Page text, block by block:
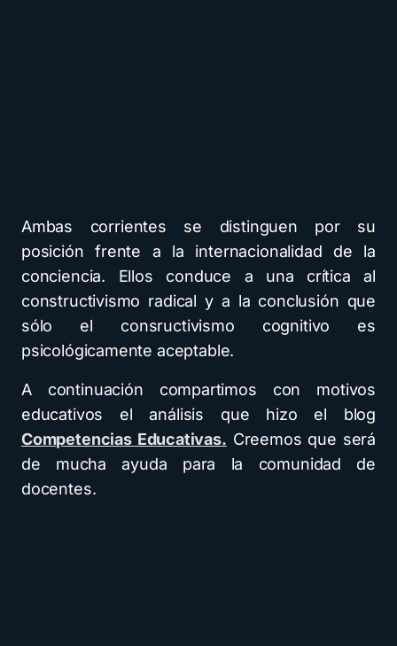
Ambas corrientes se distinguen por su
posición frente a la internacionalidad de la
conciencia. Ellos conduce a una crítica al
constructivismo radical y a la conclusión que
sólo el consructivismo cognitivo es
psicológicamente aceptable.
A continuación compartimos con motivos
educativos el análisis que hizo el blog
Competencias Educativas. Creemos que será
de mucha ayuda para la comunidad de
docentes.